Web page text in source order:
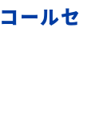
ールセ